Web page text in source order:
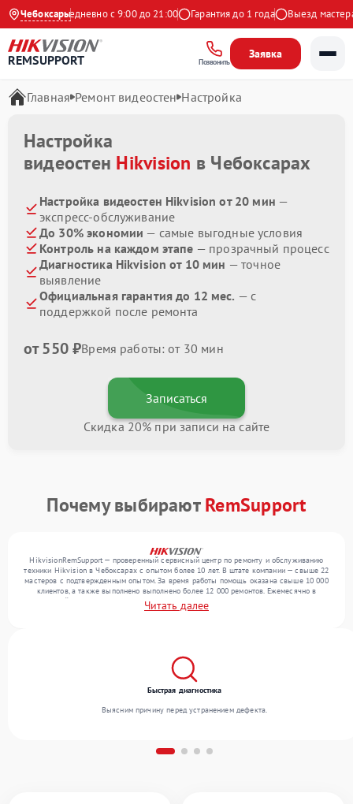
Чебоксары
Ежедневно с 9:00 до 21:00 Гарантия до 1 года Выезд мастера
REMSUPPORT Позвонить
Заявка
Главная Ремонт видеостен Настройка
Настройка
видеостен Hikvision в Чебоксарах
Настройка видеостен Hikvision от 20 мин —
экспресс-обслуживание
До 30% экономии — самые выгодные условия
Контроль на каждом этапе — прозрачный процесс
Диагностика Hikvision от 10 мин — точное
выявление
Официальная гарантия до 12 мес. — с
поддержкой после ремонта
от 550 ₽Время работы: от 30 мин
Записаться
Скидка 20% при записи на сайте
Почему выбираютRemSupport
HikvisionRemSupport — проверенный сервисный центр по ремонту и обслуживанию
техники Hikvision в Чебоксарах с опытом более 10 лет. В штате компании — свыше 22
мастеров с подтвержденным опытом. За время работы помощь оказана свыше 10 000
клиентов, а также выполнено выполнено более 12 000 ремонтов. Ежемесячно в
сервисный центр поступает свыше 300 единиц техники, включая , , . Мы устраняем
поломки любой сложности и поддерживаем высокий стандарт качества благодаря
Читать далее
Быстрая диагностика
Выясним причину перед устранением дефекта.